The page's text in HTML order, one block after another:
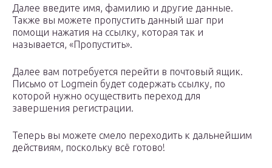
Далее введите имя, фамилию и другие данные.
Также вы можете пропустить данный шаг при
помощи нажатия на ссылку, которая так и
называется, «Пропустить».
Далее вам потребуется перейти в почтовый ящик.
Письмо от Logmein будет содержать ссылку, по
которой нужно осуществить переход для
завершения регистрации.
Теперь вы можете смело переходить к дальнейшим
действиям, поскольку всё готово!